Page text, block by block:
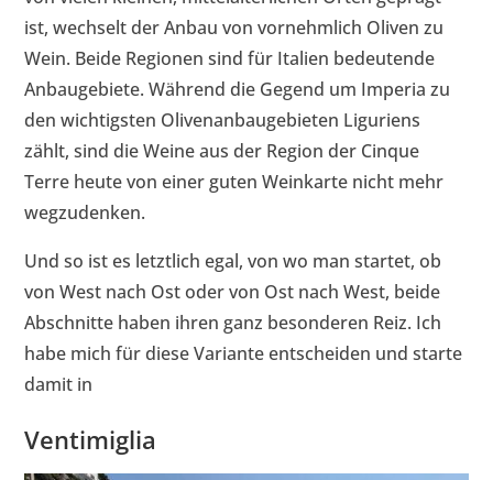
ist, wechselt der Anbau von vornehmlich Oliven zu
Wein. Beide Regionen sind für Italien bedeutende
Anbaugebiete. Während die Gegend um Imperia zu
den wichtigsten Olivenanbaugebieten Liguriens
zählt, sind die Weine aus der Region der Cinque
Terre heute von einer guten Weinkarte nicht mehr
wegzudenken.
Und so ist es letztlich egal, von wo man startet, ob
von West nach Ost oder von Ost nach West, beide
Abschnitte haben ihren ganz besonderen Reiz. Ich
habe mich für diese Variante entscheiden und starte
damit in
Ventimiglia